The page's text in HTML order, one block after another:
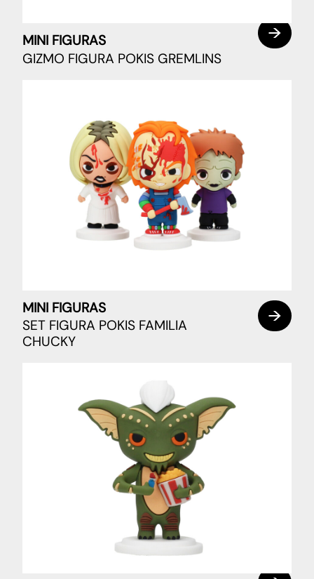
MINI FIGURAS
GIZMO FIGURA POKIS GREMLINS
MINI FIGURAS
SET FIGURA POKIS FAMILIA
CHUCKY